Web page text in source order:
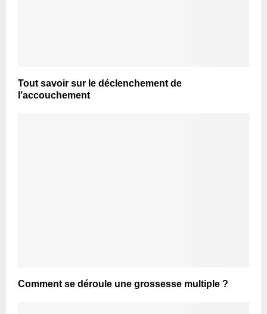
Tout savoir sur le déclenchement de
l’accouchement
Comment se déroule une grossesse multiple ?